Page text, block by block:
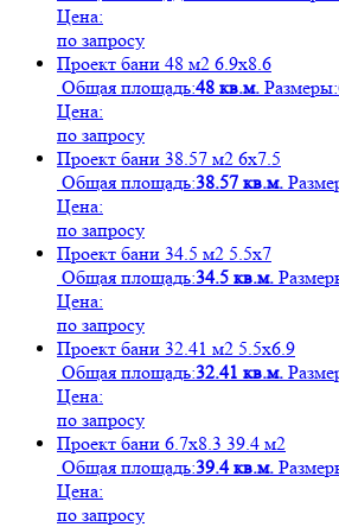
Цена:
по запросу
Проект бани 48 м2 6.9х8.6
Общая площадь:48 кв.м. Размеры:
Цена:
по запросу
Проект бани 38.57 м2 6х7.5
Общая площадь:38.57 кв.м.
Цена:
по запросу
Проект бани 34.5 м2 5.5х7
Общая площадь:34.5 кв.м.
Цена:
по запросу
Проект бани 32.41 м2 5.5х6.9
Общая площадь:32.41 кв.м.
Цена:
по запросу
Проект бани 6.7х8.3 39.4 м2
Общая площадь:39.4 кв.м.
Цена:
по запросу